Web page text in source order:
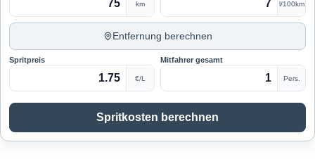
km l/100km
Entfernung berechnen
Spritpreis
€/L
Mitfahrer gesamt
Pers.
Spritkosten berechnen